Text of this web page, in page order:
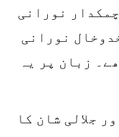
نورانی
نورانی
زبان پر یہ
جلالی شان کا